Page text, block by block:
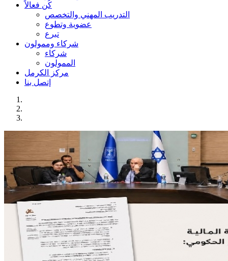
كُن فعالاً
التدريب المهني والتخصص
عضوية وتطوع
تبرع
شركاء وممولون
شركاء
الممولون
مركز الكرمل
إتصل بنا